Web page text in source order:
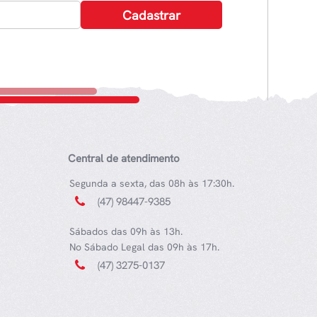
Central de atendimento
Segunda a sexta, das 08h às 17:30h.
(47) 98447-9385
Sábados das 09h às 13h.
No Sábado Legal das 09h às 17h.
(47) 3275-0137